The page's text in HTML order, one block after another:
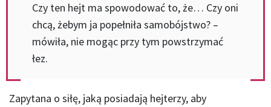
Czy ten hejt ma spowodować to, że… Czy oni
chcą, żebym ja popełniła samobójstwo? –
mówiła, nie mogąc przy tym powstrzymać
łez.
Zapytana o siłę, jaką posiadają hejterzy, aby